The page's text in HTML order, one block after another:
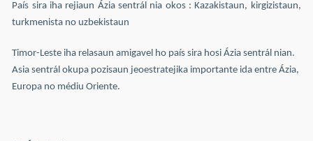
País sira iha rejiaun Ázia sentrál nia okos : Kazakistaun, kirgizistaun,
turkmenista no uzbekistaun
Timor-Leste iha relasaun amigavel ho país sira hosi Ázia sentrál nian.
Asia sentrál okupa pozisaun jeoestratejika importante ida entre Ázia,
Europa no médiu Oriente.